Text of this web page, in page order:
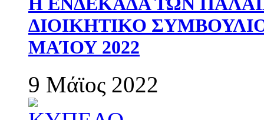
ΔΙΟΙΚΗΤΙΚΟ
ΜΑΊΟΥ 2022
9 Μάϊος 2022